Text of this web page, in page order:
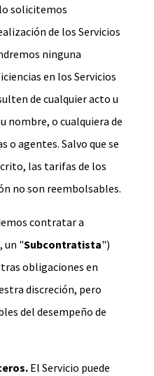
solicitemos
de los Servicios
ninguna
en los Servicios
de cualquier acto u
nombre, o cualquiera de
o agentes. Salvo que se
las tarifas de los
no son reembolsables.
contratar a
un "Subcontratista")
obligaciones en
discreción, pero
del desempeño de
El Servicio puede